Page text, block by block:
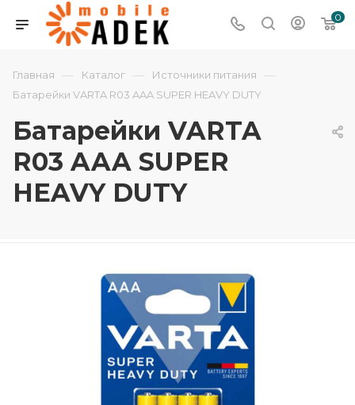
0
Главная — Каталог — Источники питания —
Батарейки VARTA R03 AAA SUPER HEAVY DUTY
Батарейки VARTA
R03 AAA SUPER
HEAVY DUTY